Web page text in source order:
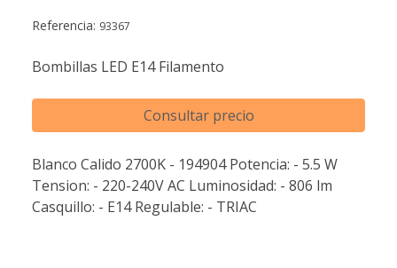
Referencia: 93367
Bombillas LED E14 Filamento
Consultar precio
Blanco Calido 2700K - 194904 Potencia: - 5.5 W
Tension: - 220-240V AC Luminosidad: - 806 lm
Casquillo: - E14 Regulable: - TRIAC